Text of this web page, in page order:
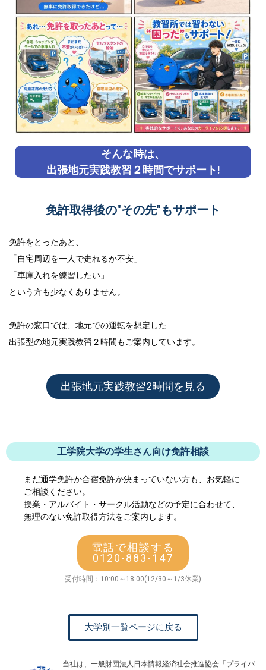
そんな時は、
出張地元実践教習２時間でサポート!
免許取得後の"その先"もサポート
免許をとったあと、
「自宅周辺を一人で走れるか不安」
「車庫入れを練習したい」
という方も少なくありません。
免許の窓口では、地元での運転を想定した
出張型の地元実践教習２時間 もご案内しています。
出張地元実践教習2時間を見る
工学院大学の学生さん向け免許相談
まだ通学免許か合宿免許か決まっていない方も、お気軽に
ご相談ください。
授業・アルバイト・サークル活動などの予定に合わせて、
無理のない免許取得方法をご案内します。
電話で相談する
0120-883-147
受付時間：10:00～18:00(12/30～1/3休業)
大学別一覧ページに戻る
当社は、一般財団法人日本情報経済社会推進協会「プライバ